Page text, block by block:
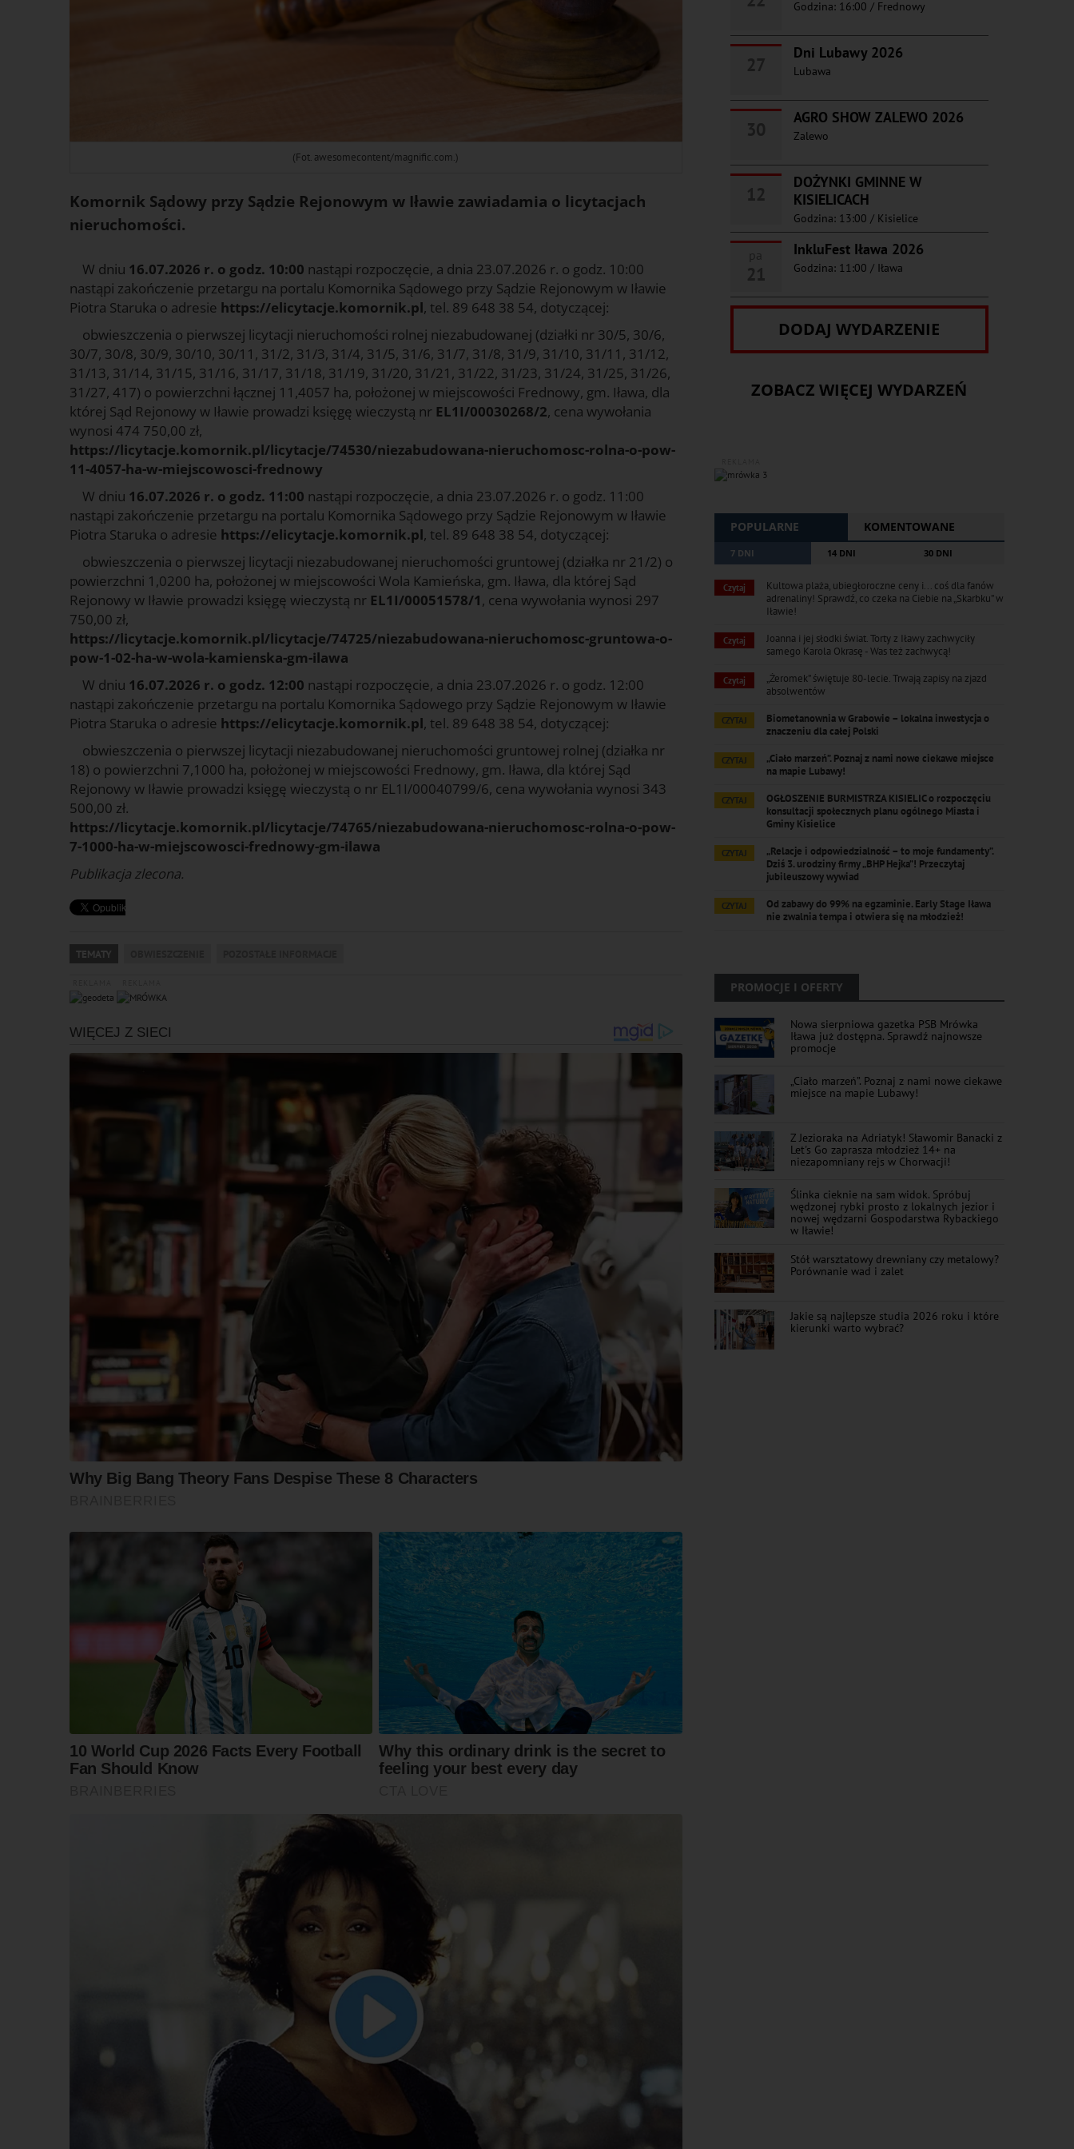
(Fot. awesomecontent/magnific.com.)
Komornik Sądowy przy Sądzie Rejonowym w Iławie zawiadamia o licytacjach
nieruchomości.
W dniu 16.07.2026 r. o godz. 10:00 nastąpi rozpoczęcie, a dnia 23.07.2026 r. o godz. 10:00
nastąpi zakończenie przetargu na portalu Komornika Sądowego przy Sądzie Rejonowym w Iławie
Piotra Staruka o adresie https://elicytacje.komornik.pl, tel. 89 648 38 54, dotyczącej:
obwieszczenia o pierwszej licytacji nieruchomości rolnej niezabudowanej (działki nr 30/5, 30/6,
30/7, 30/8, 30/9, 30/10, 30/11, 31/2, 31/3, 31/4, 31/5, 31/6, 31/7, 31/8, 31/9, 31/10, 31/11, 31/12,
31/13, 31/14, 31/15, 31/16, 31/17, 31/18, 31/19, 31/20, 31/21, 31/22, 31/23, 31/24, 31/25, 31/26,
31/27, 417) o powierzchni łącznej 11,4057 ha, położonej w miejscowości Frednowy, gm. Iława, dla
której Sąd Rejonowy w Iławie prowadzi księgę wieczystą nr EL1I/00030268/2, cena wywołania
wynosi 474 750,00 zł,
https://licytacje.komornik.pl/licytacje/74530/niezabudowana-nieruchomosc-rolna-o-pow-
11-4057-ha-w-miejscowosci-frednowy
W dniu 16.07.2026 r. o godz. 11:00 nastąpi rozpoczęcie, a dnia 23.07.2026 r. o godz. 11:00
nastąpi zakończenie przetargu na portalu Komornika Sądowego przy Sądzie Rejonowym w Iławie
Piotra Staruka o adresie https://elicytacje.komornik.pl, tel. 89 648 38 54, dotyczącej:
obwieszczenia o pierwszej licytacji niezabudowanej nieruchomości gruntowej (działka nr 21/2) o
powierzchni 1,0200 ha, położonej w miejscowości Wola Kamieńska, gm. Iława, dla której Sąd
Rejonowy w Iławie prowadzi księgę wieczystą nr EL1I/00051578/1, cena wywołania wynosi 297
750,00 zł,
https://licytacje.komornik.pl/licytacje/74725/niezabudowana-nieruchomosc-gruntowa-o-
pow-1-02-ha-w-wola-kamienska-gm-ilawa
W dniu 16.07.2026 r. o godz. 12:00 nastąpi rozpoczęcie, a dnia 23.07.2026 r. o godz. 12:00
nastąpi zakończenie przetargu na portalu Komornika Sądowego przy Sądzie Rejonowym w Iławie
Piotra Staruka o adresie https://elicytacje.komornik.pl, tel. 89 648 38 54, dotyczącej:
obwieszczenia o pierwszej licytacji niezabudowanej nieruchomości gruntowej rolnej (działka nr
18) o powierzchni 7,1000 ha, położonej w miejscowości Frednowy, gm. Iława, dla której Sąd
Rejonowy w Iławie prowadzi księgę wieczystą o nr EL1I/00040799/6, cena wywołania wynosi 343
500,00 zł.
https://licytacje.komornik.pl/licytacje/74765/niezabudowana-nieruchomosc-rolna-o-pow-
7-1000-ha-w-miejscowosci-frednowy-gm-ilawa
Publikacja zlecona.
TEMATY
Godzina: 16:00 / Frednowy
Dni Lubawy 2026
Lubawa
AGRO SHOW ZALEWO 2026
Zalewo
DOŻYNKI GMINNE W
KISIELICACH
Godzina: 13:00 / Kisielice
InkluFest Iława 2026
Godzina: 11:00 / Iława
DODAJ WYDARZENIE
ZOBACZ WIĘCEJ WYDARZEŃ
POPULARNE KOMENTOWANE
7 DNI 14 DNI 30 DNI
Czytaj
Kultowa plaża, ubiegłoroczne ceny i... coś dla fanów
adrenaliny! Sprawdź, co czeka na Ciebie na „Skarbku” w
Iławie!
Czytaj
Joanna i jej słodki świat. Torty z Iławy zachwyciły
samego Karola Okrasę - Was też zachwycą!
Czytaj
„Żeromek” świętuje 80-lecie. Trwają zapisy na zjazd
absolwentów
CZYTAJ
Biometanownia w Grabowie – lokalna inwestycja o
znaczeniu dla całej Polski
CZYTAJ
„Ciało marzeń”. Poznaj z nami nowe ciekawe miejsce
na mapie Lubawy!
CZYTAJ
OGŁOSZENIE BURMISTRZA KISIELIC o rozpoczęciu
konsultacji społecznych planu ogólnego Miasta i
Gminy Kisielice
CZYTAJ
„Relacje i odpowiedzialność – to moje fundamenty”.
Dziś 3. urodziny firmy „BHP Hejka”! Przeczytaj
jubileuszowy wywiad
CZYTAJ
Od zabawy do 99% na egzaminie. Early Stage Iława
nie zwalnia tempa i otwiera się na młodzież!
PROMOCJE I OFERTY
Nowa sierpniowa gazetka PSB Mrówka
Iława już dostępna. Sprawdź najnowsze
promocje
„Ciało marzeń”. Poznaj z nami nowe ciekawe
miejsce na mapie Lubawy!
Z Jezioraka na Adriatyk! Sławomir Banacki z
Let's Go zaprasza młodzież 14+ na
niezapomniany rejs w Chorwacji!
Ślinka cieknie na sam widok. Spróbuj
wędzonej rybki prosto z lokalnych jezior i
nowej wędzarni Gospodarstwa Rybackiego
w Iławie!
Stół warsztatowy drewniany czy metalowy?
Porównanie wad i zalet
Jakie są najlepsze studia 2026 roku i które
kierunki warto wybrać?